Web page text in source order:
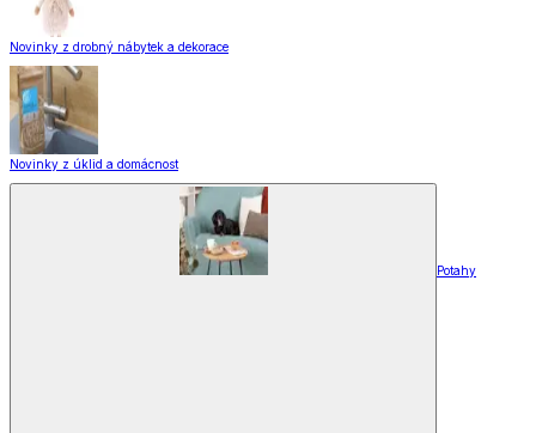
Novinky z drobný nábytek a dekorace
Novinky z úklid a domácnost
Potahy